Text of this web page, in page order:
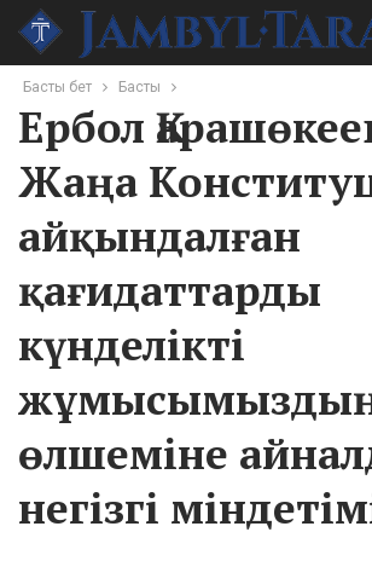
Басты бет Басты
Ербол
Жаңа
айқындалған
қағидаттарды
күнделікті
өлшеміне
негізгі